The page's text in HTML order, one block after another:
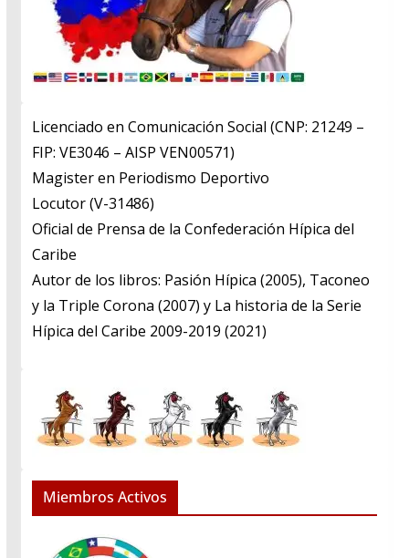
Licenciado en Comunicación Social (CNP: 21249 –
FIP: VE3046 – AISP VEN00571)
​Magister en Periodismo Deportivo
​Locutor (V-31486)
​Oficial de Prensa de la Confederación Hípica del
Caribe
​Autor de los libros: Pasión Hípica (2005), Taconeo
y la Triple Corona (2007) y La historia de la Serie
Hípica del Caribe 2009-2019 (2021)
Miembros Activos